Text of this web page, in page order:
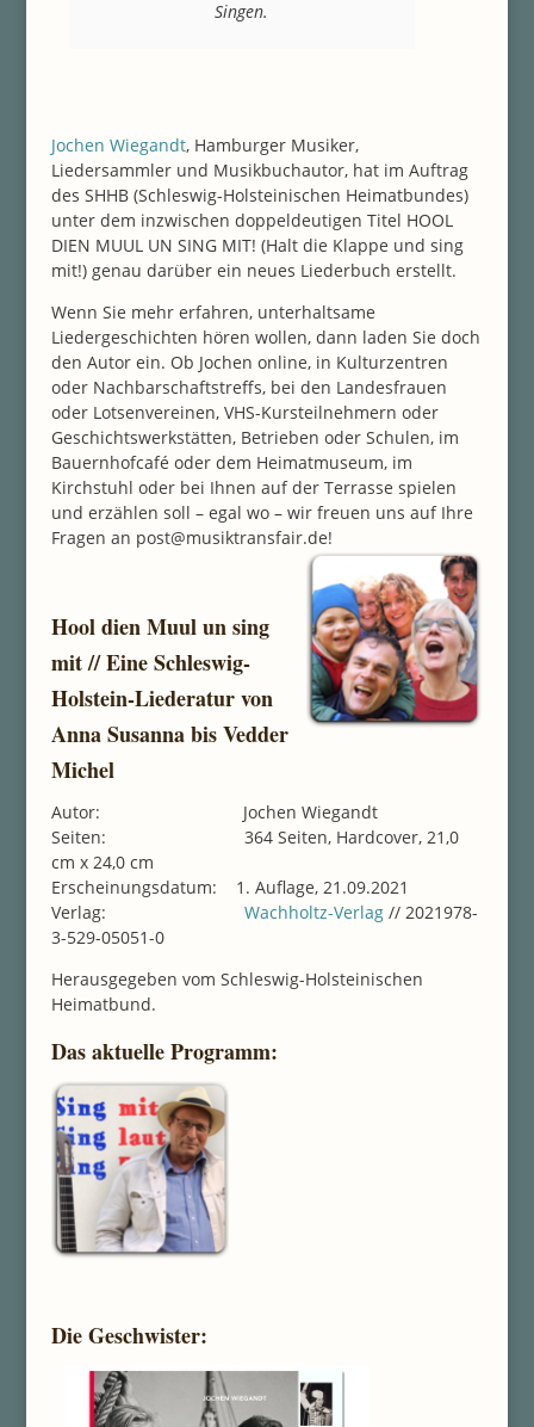
Singen.
Jochen Wiegandt, Hamburger Musiker,
Liedersammler und Musikbuchautor, hat im Auftrag
des SHHB (Schleswig-Holsteinischen Heimatbundes)
unter dem inzwischen doppeldeutigen Titel HOOL
DIEN MUUL UN SING MIT! (Halt die Klappe und sing
mit!) genau darüber ein neues Liederbuch erstellt.
Wenn Sie mehr erfahren, unterhaltsame
Liedergeschichten hören wollen, dann laden Sie doch
den Autor ein. Ob Jochen online, in Kulturzentren
oder Nachbarschaftstreffs, bei den Landesfrauen
oder Lotsenvereinen, VHS-Kursteilnehmern oder
Geschichtswerkstätten, Betrieben oder Schulen, im
Bauernhofcafé oder dem Heimatmuseum, im
Kirchstuhl oder bei Ihnen auf der Terrasse spielen
und erzählen soll – egal wo – wir freuen uns auf Ihre
Fragen an post@musiktransfair.de!
Hool dien Muul un sing
mit // Eine Schleswig-
Holstein-Liederatur von
Anna Susanna bis Vedder
Michel
Autor: Jochen Wiegandt
Seiten: 364 Seiten, Hardcover, 21,0
cm x 24,0 cm
Erscheinungsdatum: 1. Auflage, 21.09.2021
Verlag: Wachholtz-Verlag// 2021978-
3-529-05051-0
Herausgegeben vom Schleswig-Holsteinischen
Heimatbund.
Das aktuelle Programm:
Die Geschwister: